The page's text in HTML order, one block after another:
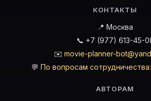
КОНТАКТЫ
📍 Москва
📞 +7 (977) 613-45-
✉️ movie-planner-
💬 По вопросам
АВТОРАМ